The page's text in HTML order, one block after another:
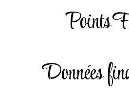
Points
Données